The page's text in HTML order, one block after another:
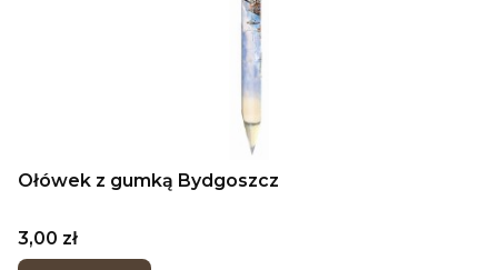
Ołówek z gumką Bydgoszcz
Cena
3,00 zł